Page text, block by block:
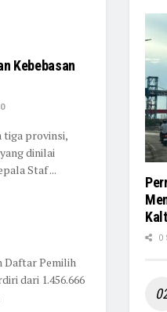
Kebebasan
0
tiga provinsi,
dinilai
Staf ...
Daftar Pemilih
dari 1.456.666
0